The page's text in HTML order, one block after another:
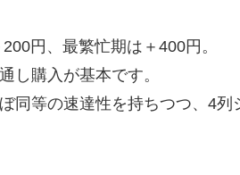
円、最繁忙期は＋400円。
購入が基本です。
同等の速達性を持ちつつ、4列